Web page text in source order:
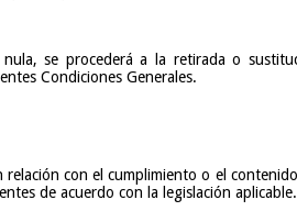
se procederá a la retirada o
Condiciones Generales.
con el cumplimiento o el
de acuerdo con la legislación aplicable.